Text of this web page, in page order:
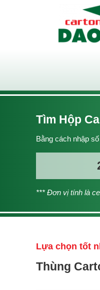
Tìm Hộp
Bằng cách nhập
*** Đơn vị tính là
Lựa chọn tốt
Thùng